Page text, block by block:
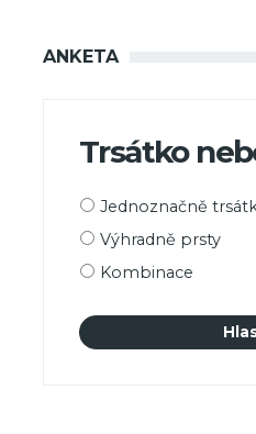
ANKETA
Trsátko
Možnosti
Jednoznačně
Výhradně prsty
Kombinace